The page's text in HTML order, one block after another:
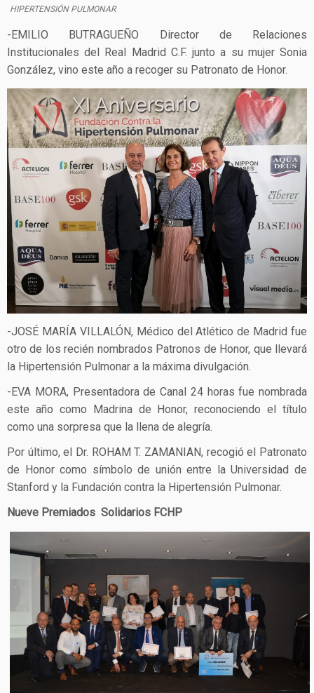
HIPERTENSIÓN PULMONAR
-EMILIO BUTRAGUEÑO Director de Relaciones
Institucionales del Real Madrid C.F. junto a su mujer Sonia
González, vino este año a recoger su Patronato de Honor.
-JOSÉ MARÍA VILLALÓN, Médico del Atlético de Madrid fue
otro de los recién nombrados Patronos de Honor, que llevará
la Hipertensión Pulmonar a la máxima divulgación.
-EVA MORA, Presentadora de Canal 24 horas fue nombrada
este año como Madrina de Honor, reconociendo el título
como una sorpresa que la llena de alegría.
Por último, el Dr. ROHAM T. ZAMANIAN, recogió el Patronato
de Honor como símbolo de unión entre la Universidad de
Stanford y la Fundación contra la Hipertensión Pulmonar.
Nueve Premiados Solidarios FCHP